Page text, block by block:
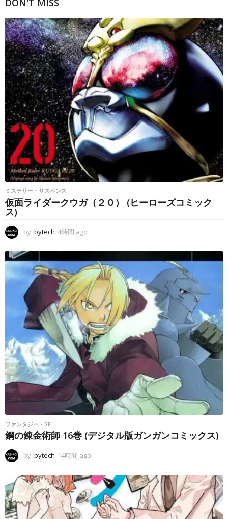
o
DON'T MISS
ミステリー・サスペンス
仮面ライダークウガ（２０） (ヒーローズコミック
ス)
by bytech 4時間 ago
間
a
g
o
ファンタジー・SF
鋼の錬金術師 16巻 (デジタル版ガンガンコミックス)
by bytech 14時間 ago
時
間
a
g
o